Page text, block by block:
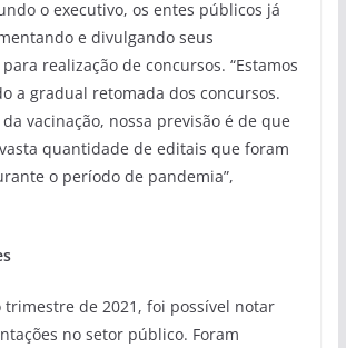
o executivo, os entes públicos já
e divulgando seus
realização de concursos. “Estamos
a gradual retomada dos concursos.
da vacinação, nossa previsão é de que
quantidade de editais que foram
o período de pandemia”,
trimestre de 2021, foi possível notar
no setor público. Foram